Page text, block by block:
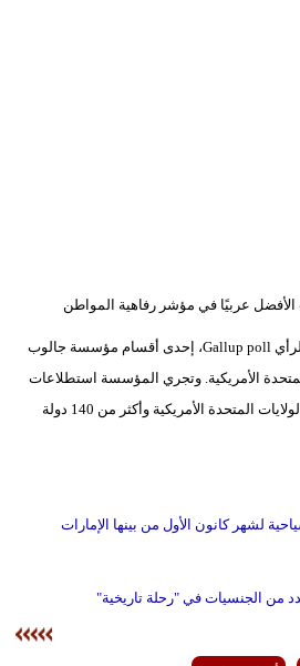
الأفضل عربيًا في مؤشر رفاهية المواطن
مؤسسة جالوب لاستطلاعات الرأي Gallup poll، إحدى أقسام مؤسسة جالوب
المتحدة الأمريكية. وتجري المؤسسة استطلاعات
الرأي العام بشكل منتظم في الولايات المتحدة الأمريكية وأكثر من 140 دولة
لشهر كانون الأول من بينها الإمارات
من الجنسيات في "رحلة تاريخية"